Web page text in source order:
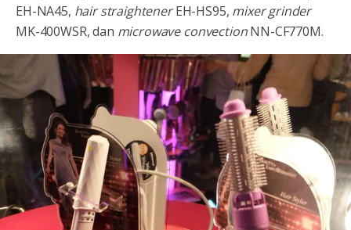
EH-NA45, hair straightenerEH-HS95, mixer grinder
MK-400WSR, dan microwave convectionNN-CF770M.